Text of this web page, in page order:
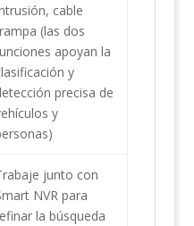
cable
(las dos
apoyan la
y
precisa de
y
junto con
NVR para
la búsqueda